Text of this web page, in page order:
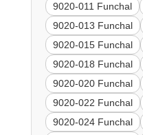
9020-011 Funchal
9020-013 Funchal
9020-015 Funchal
9020-018 Funchal
9020-020 Funchal
9020-022 Funchal
9020-024 Funchal